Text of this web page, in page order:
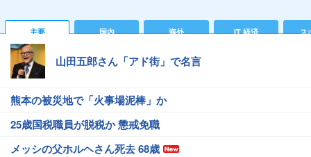
主要 国内 海外 IT 経済 ス
山田五郎さん「アド街」で名言
熊本の被災地で「火事場泥棒」か
25歳国税職員が脱税か 懲戒免職
メッシの父ホルヘさん死去 68歳